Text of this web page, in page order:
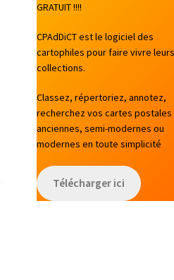
GRATUIT !!!!
CPAdDiCT est le logiciel des
cartophiles pour faire vivre leurs
collections.
Classez, répertoriez, annotez,
recherchez vos cartes postales
anciennes, semi-modernes ou
modernes en toute simplicité
Télécharger ici